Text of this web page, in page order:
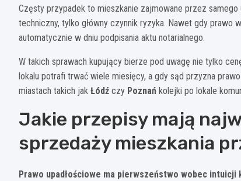
Częsty przypadek to mieszkanie zajmowane przez
techniczny, tylko główny czynnik ryzyka. Nawet gdy prawo
automatycznie w dniu podpisania aktu notarialnego.
W takich sprawach kupujący bierze pod uwagę nie tylko
lokalu potrafi trwać wiele miesięcy, a gdy sąd przyzna
miastach takich jak Łódź czy Poznań kolejki po lokale
Jakie przepisy mają
sprzedaży mieszkania
Prawo upadłościowe ma pierwszeństwo wobec intuicji